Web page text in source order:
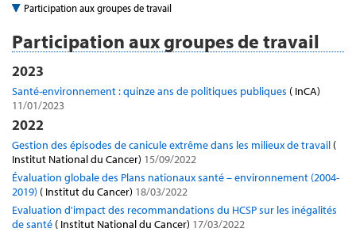
Participation aux groupes de travail
Participation aux groupes de travail
2023
Santé-environnement : quinze ans de politiques publiques ( InCA)
11/01/2023
2022
Gestion des épisodes de canicule extrême dans les milieux de travail (
Institut National du Cancer) 15/09/2022
Évaluation globale des Plans nationaux santé – environnement (2004-
2019) ( Institut du Cancer) 18/03/2022
Evaluation d'impact des recommandations du HCSP sur les inégalités
de santé ( Institut National du Cancer) 17/03/2022